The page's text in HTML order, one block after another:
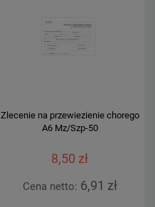
Zlecenie na przewiezienie chorego
A6 Mz/Szp-50
8,50 zł
Cena netto: 6,91 zł